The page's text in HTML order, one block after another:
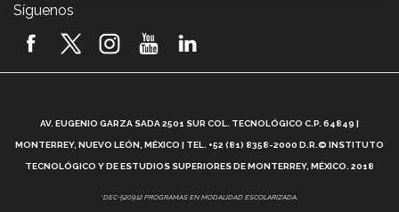
2026! (video)
¿Cómo es el Modelo Educativo Tec? (video)
Vida Tec: Feminismo e Inteligencia Artificial, Paola
Síguenos
AV. EUGENIO GARZA SADA 2501 SUR COL. TECNOLÓGICO C.P. 64849 |
MONTERREY, NUEVO LEÓN, MÉXICO | TEL. +52 (81) 8358-2000 D.R.© INSTITUTO
TECNOLÓGICO Y DE ESTUDIOS SUPERIORES DE MONTERREY, MÉXICO. 2018
*DEC-520912 PROGRAMAS EN MODALIDAD ESCOLARIZADA.